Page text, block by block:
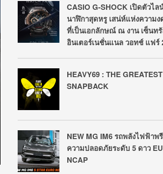
CASIO G-SHOCK เปิดตัวไล
นาฬิกาสุดหรู เสน่ห์แห่งความง
ที่เป็นเอกลักษณ์ ณ งาน เซ็นท
อินเตอร์เนชั่นแนล วอทช์ แฟร์
HEAVY69 : THE GREATEST
SNAPBACK
NEW MG IM6 รถพลังไฟฟ้าพ
ความปลอดภัยระดับ 5 ดาว
NCAP